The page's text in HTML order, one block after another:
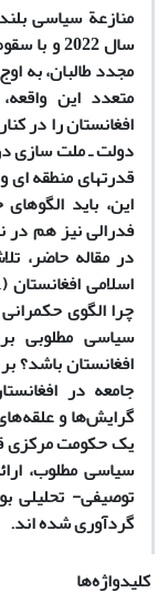
منازعة سیاسی
سال
مجدد طالبان، به
متعدد این
افغانستان را در
دولت ـ ملت ‏سازی
قدرت‏های منطقه‏ ای
این، باید
فدرالی نیز هم
در مقاله‏ حاضر،
اسلامی افغانستان (2021ـ2004)، به این سؤال جواب داده شود:
چرا الگوی
سیاسی مطلوبی
افغانستان باشد؟
جامعه در
گرایش‌ها و
یک حکومت مرکزی
سیاسی مطلوب،
توصیفی- تحلیلی
گردآوری شده ‏اند.
کلیدواژه‌ها